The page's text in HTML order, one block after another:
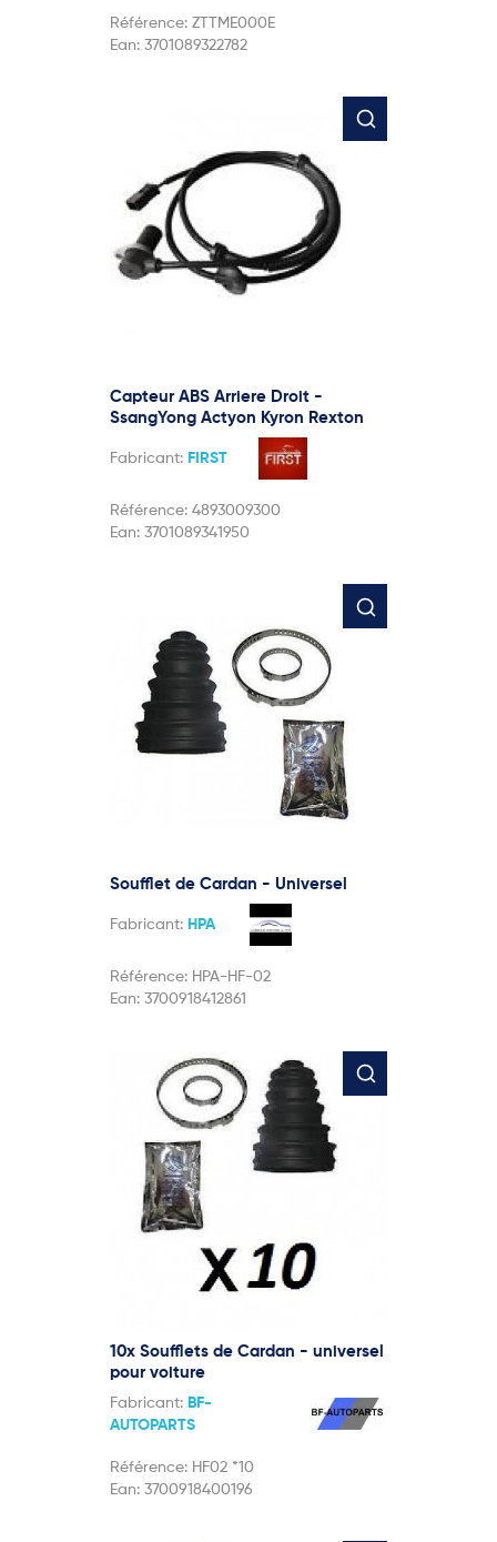
Référence: ZTTME000E
Ean: 3701089322782
Capteur ABS Arriere Droit -
SsangYong Actyon Kyron Rexton
Fabricant: FIRST
Référence: 4893009300
Ean: 3701089341950
Soufflet de Cardan - Universel
Fabricant: HPA
Référence: HPA-HF-02
Ean: 3700918412861
10x Soufflets de Cardan - universel
pour voiture
Fabricant: BF-
AUTOPARTS
Référence: HF02 *10
Ean: 3700918400196